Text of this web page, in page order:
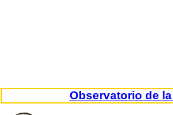
Observatorio de